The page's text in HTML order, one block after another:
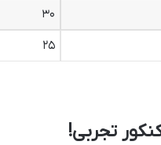
۳۰
۲۵
تجربی!